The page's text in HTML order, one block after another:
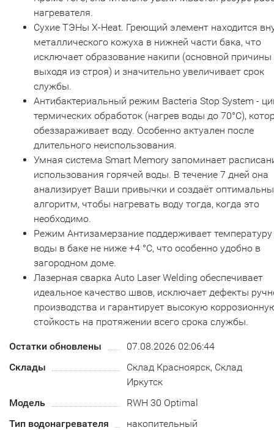
нагревателя.
Сухие ТЭНы X-Heat. Греющий элемент находится
металлического кожуха в нижней части бака, что
исключает образование накипи (основной причины
выходя из строя) и значительно увеличивает срок
службы.
Антибактериальный режим Bacteria Stop System -
термических обработок (нагрев воды до 70°С),
обеззараживает воду. Особенно актуален после
длительного неиспользования.
Умная система Smart Memory запоминает
использования горячей воды. В течение 7 дней она
анализирует Ваши привычки и создаёт
алгоритм, чтобы нагревать воду тогда, когда это
необходимо.
Режим Антизамерзание поддерживает температуру
воды в баке не ниже +4 °С, что особенно удобно в
загородном доме.
Лазерная сварка Auto Laser Welding обеспечивает
идеальное качество швов, исключает дефекты
производства и гарантирует высокую
стойкость на протяжении всего срока службы.
Остатки обновлены
07.08.2026 02:06:44
Склады
Склад Красноярск, Склад
Иркутск
Модель
RWH 30 Optimal
Тип водонагревателя
накопительный